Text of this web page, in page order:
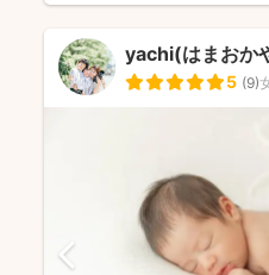
yachi(はまおか
5 (9)